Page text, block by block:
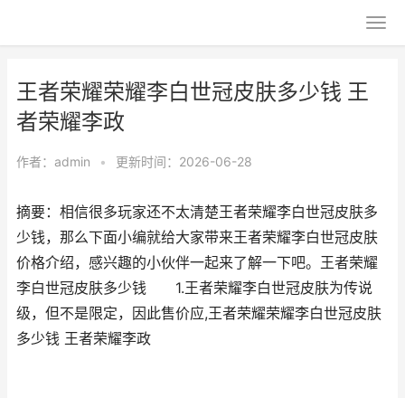
王者荣耀荣耀李白世冠皮肤多少钱 王
者荣耀李政
作者： admin • 更新时间：2026-06-28
摘要：相信很多玩家还不太清楚王者荣耀李白世冠皮肤多
少钱，那么下面小编就给大家带来王者荣耀李白世冠皮肤
价格介绍，感兴趣的小伙伴一起来了解一下吧。王者荣耀
李白世冠皮肤多少钱 1.王者荣耀李白世冠皮肤为传说
级，但不是限定，因此售价应,王者荣耀荣耀李白世冠皮肤
多少钱 王者荣耀李政